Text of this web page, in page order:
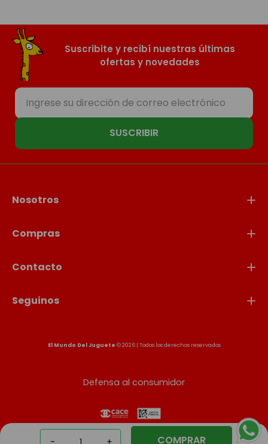
＋
－ COMPRAR
Suscribite y recibí nuestras últimas
ofertas y novedades
SUSCRIBIR
Nosotros
Compras
Contacto
Seguinos
El Mundo Del Juguete © 2026 | Todos los derechos reservados
Defensa al consumidor